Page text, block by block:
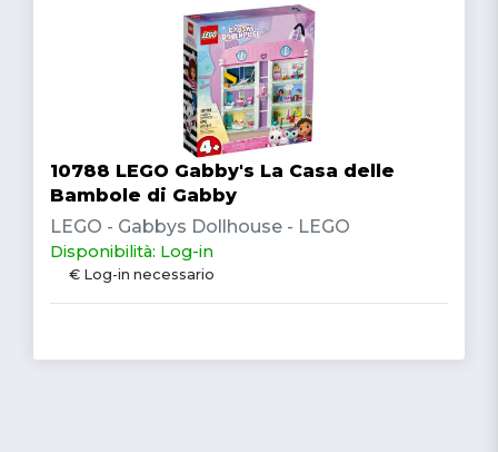
10788 LEGO Gabby's La Casa delle
Bambole di Gabby
LEGO - Gabbys Dollhouse - LEGO
Disponibilità: Log-in
€ Log-in necessario